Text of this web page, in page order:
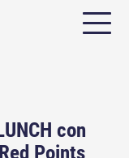
con
Points